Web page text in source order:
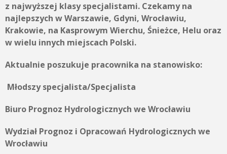
z najwyższej klasy specjalistami. Czekamy na
najlepszych w Warszawie, Gdyni, Wrocławiu,
Krakowie, na Kasprowym Wierchu, Śnieżce, Helu oraz
w wielu innych miejscach Polski.
Aktualnie poszukuje pracownika na stanowisko:
Młodszy specjalista/Specjalista
Biuro Prognoz Hydrologicznych we Wrocławiu
Wydział Prognoz i Opracowań Hydrologicznych we
Wrocławiu